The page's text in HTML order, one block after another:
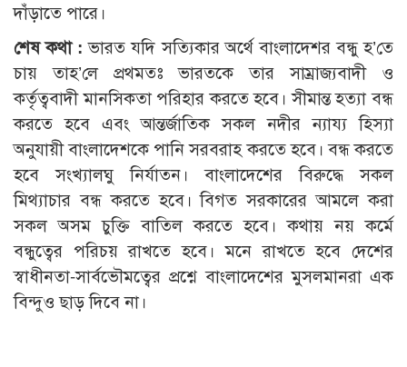
দাঁড়াতে পারে।
শেষ কথা : ভারত যদি সত্যিকার অর্থে বাংলাদেশর বন্ধু হ’তে
চায় তাহ’লে প্রথমতঃ ভারতকে তার সাম্রাজ্যবাদী ও
কর্তৃত্ববাদী মানসিকতা পরিহার করতে হবে। সীমান্ত হত্যা বন্ধ
করতে হবে এবং আন্তর্জাতিক সকল নদীর ন্যায্য হিস্যা
অনুযায়ী বাংলাদেশকে পানি সরবরাহ করতে হবে। বন্ধ করতে
হবে সংখ্যালঘু নির্যাতন। বাংলাদেশের বিরুদ্ধে সকল
মিথ্যাচার বন্ধ করতে হবে। বিগত সরকারের আমলে করা
সকল অসম চুক্তি বাতিল করতে হবে। কথায় নয় কর্মে
বন্ধুত্বের পরিচয় রাখতে হবে। মনে রাখতে হবে দেশের
স্বাধীনতা-সার্বভৌমত্বের প্রশ্নে বাংলাদেশের মুসলমানরা এক
বিন্দুও ছাড় দিবে না।